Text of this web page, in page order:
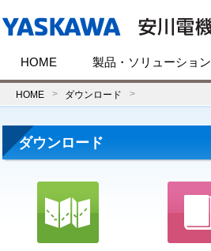
HOME 製品・ソリューション
HOME ダウンロード
ダウンロード